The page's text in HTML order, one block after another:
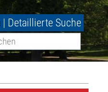
| Detaillierte Suche